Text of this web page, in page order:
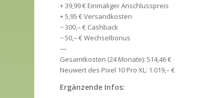
+ 39,99 € Einmaliger Anschlusspreis
+ 5,95 € Versandkosten
− 300,– € Cashback
− 50,– € Wechselbonus
—
Gesamtkosten (24 Monate): 514,46 €
Neuwert des Pixel 10 Pro XL: 1.019,– €
Ergänzende Infos: